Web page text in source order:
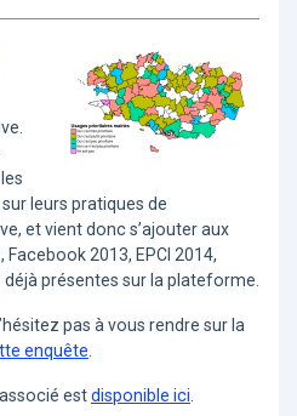
leurs pratiques de
et vient donc s’ajouter aux
2013, EPCI 2014,
déjà présentes sur la plateforme.
pas à vous rendre sur la
enquête.
estdisponible ici.